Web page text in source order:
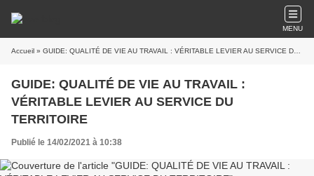
MENU
Accueil » GUIDE: QUALITÉ DE VIE AU TRAVAIL : VÉRITABLE LEVIER AU SERVICE DU TERRITOIRE
GUIDE: QUALITÉ DE VIE AU TRAVAIL :
VÉRITABLE LEVIER AU SERVICE DU
TERRITOIRE
Publié le 14/02/2021 à 10:38